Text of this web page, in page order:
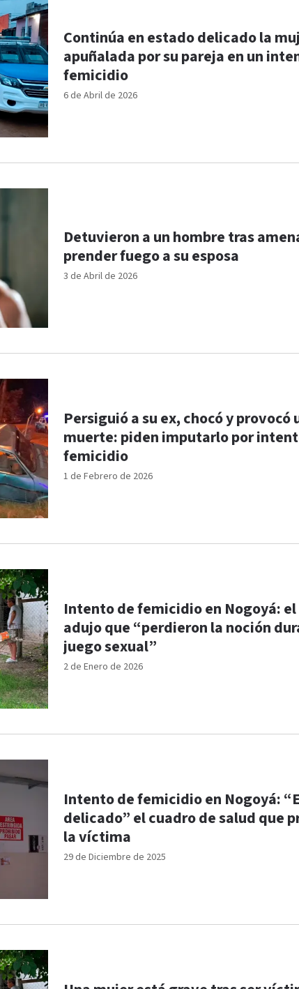
6 de Abril de 2026
Continúa en estado delicado la
apuñalada por su pareja en un
femicidio
3 de Abril de 2026
Detuvieron a un hombre tras
prender fuego a su esposa
1 de Febrero de 2026
Persiguió a su ex, chocó y provocó
muerte: piden imputarlo por
femicidio
2 de Enero de 2026
Intento de femicidio en Nogoyá:
adujo que “perdieron la noción
juego sexual”
29 de Diciembre de 2025
Intento de femicidio en Nogoyá:
delicado” el cuadro de salud que
la víctima